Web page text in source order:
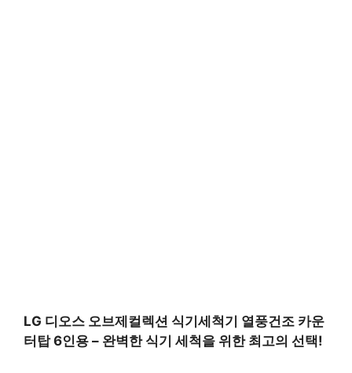
LG 디오스 오브제컬렉션 식기세척기 열풍건조 카운
터탑 6인용 – 완벽한 식기 세척을 위한 최고의 선택!